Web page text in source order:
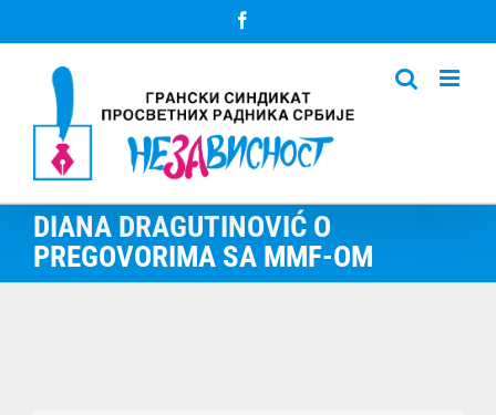
to
DIANA DRAGUTINOVIĆ O
PREGOVORIMA SA MMF-OM